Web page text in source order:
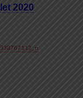
2020